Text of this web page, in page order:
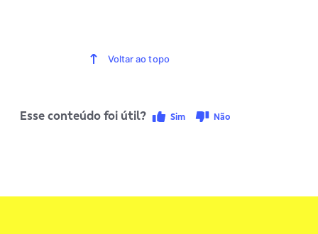
Voltar ao topo
Esse conteúdo foi útil? Sim Não